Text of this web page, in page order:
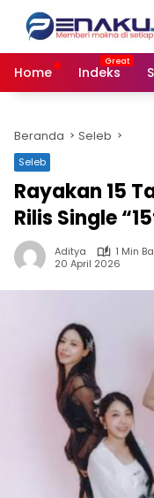
Langsung
konten
Home
Indeks
Beranda Seleb
Seleb
Rayakan 15
Rilis Single
Aditya
1 Min
20 April 2026